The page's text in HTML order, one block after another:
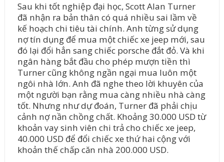
Sau khi tốt nghiệp đại học, Scott Alan Turner
đã nhận ra bản thân có quá nhiều sai lầm về
kế hoạch chi tiêu tài chính. Anh từng sử dụng
nợ tín dụng để mua một chiếc xe jeep mới, sau
đó lại đổi hẳn sang chiếc porsche đắt đỏ. Và khi
ngân hàng bắt đầu cho phép mượn tiền thì
Turner cũng không ngần ngại mua luôn một
ngôi nhà lớn. Anh đã nghe theo lời khuyên của
một người bạn rằng mua càng nhiều nhà càng
tốt. Nhưng như dự đoán, Turner đã phải chịu
cảnh nợ nần chồng chất. Khoảng 30.000 USD từ
khoản vay sinh viên chi trả cho chiếc xe jeep,
40.000 USD để đổi chiếc xe thứ hai cộng với
khoản thế chấp căn nhà 200.000 USD.